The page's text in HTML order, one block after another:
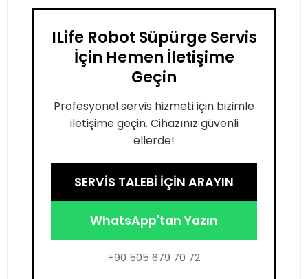
ILife Robot Süpürge Servis
İçin Hemen İletişime
Geçin
Profesyonel servis hizmeti için bizimle
iletişime geçin. Cihazınız güvenli
ellerde!
SERVİS TALEBİ İÇİN ARAYIN
WhatsApp'tan Yazın
+90 505 679 70 72